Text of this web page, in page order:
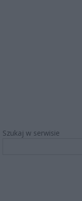
Szukaj w serwisie